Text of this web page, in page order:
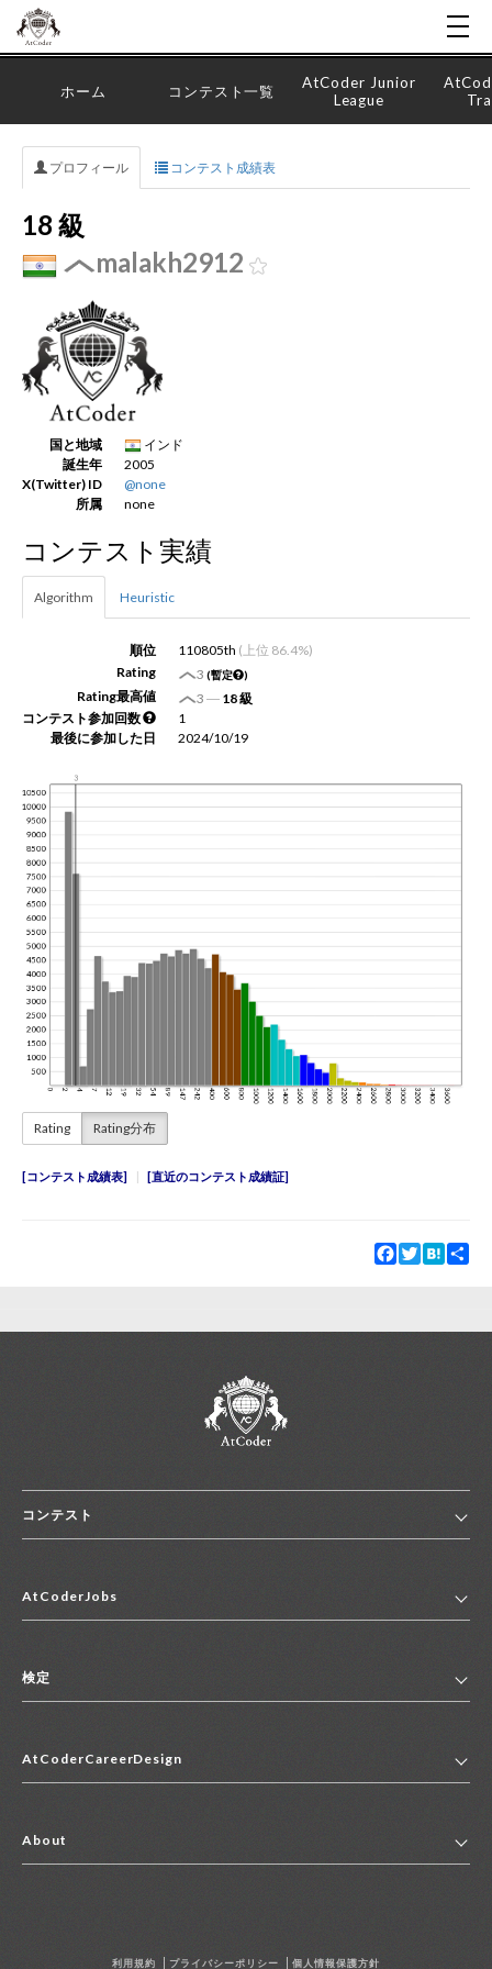
新規登録
ホーム コンテスト一覧
AtCoder Junior
League
プロフィール コンテスト成績表
18 級
malakh2912
国と地域
インド
誕生年
2005
X(Twitter) ID
@none
所属
none
コンテスト実績
Algorithm Heuristic
順位 110805th (上位 86.4%)
Rating
3 (暫定 )
Rating最高値 3 ― 18 級
コンテスト参加回数
1
最後に参加した日
2024/10/19
Rating Rating分布
コンテスト成績表 直近のコンテスト成績証
Facebook
TwitterHatena
コンテスト
コンテスト一覧
便利リンク集
AtCoderJobs
2027年新卒採用求人一覧
中途採用求人一覧
アルバイト求人一覧
その他求人一覧
検定
マイページ
AtCoderCareerDesign
About
利用規約 プライバシーポリシー 個人情報保護方針